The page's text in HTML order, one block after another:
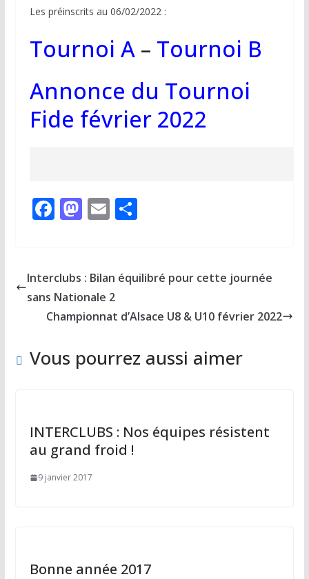
Les préinscrits au 06/02/2022 :
Tournoi A– Tournoi B
Annonce du Tournoi
Fide février 2022
F
b
o
o
M
d
o
n
E
l
P
g
Interclubs : Bilan équilibré pour cette journée
sans Nationale 2
Championnat d’Alsace U8 & U10 février 2022
Vous pourrez aussi aimer
INTERCLUBS : Nos équipes résistent
au grand froid !
9 janvier 2017
Bonne année 2017